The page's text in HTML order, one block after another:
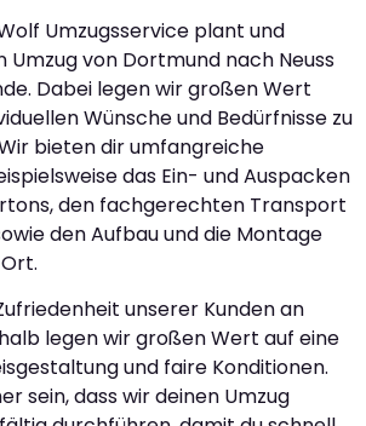
Umzugsservice plant und
Umzug von Dortmund nach Neuss
Dabei legen wir großen Wert
Wünsche und Bedürfnisse zu
bieten dir umfangreiche
das Ein- und Auspacken
den fachgerechten Transport
den Aufbau und die Montage
unserer Kunden an
legen wir großen Wert auf eine
und faire Konditionen.
sein, dass wir deinen Umzug